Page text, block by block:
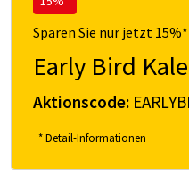
Sparen Sie nur jetzt
Early Bird
Aktionscode:
* Detail-Informationen